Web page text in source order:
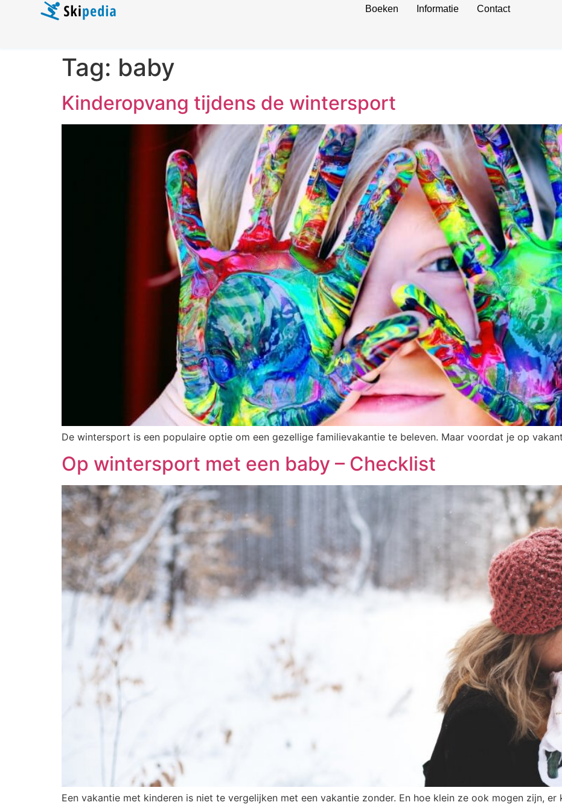
Boeken Informatie Contact
Tag: baby
Kinderopvang tijdens de wintersport
De wintersport is een populaire optie om een gezellige familievakantie te beleven. Maar voordat je op
Op wintersport met een baby – Checklist
Een vakantie met kinderen is niet te vergelijken met een vakantie zonder. En hoe klein ze ook mogen zijn, er